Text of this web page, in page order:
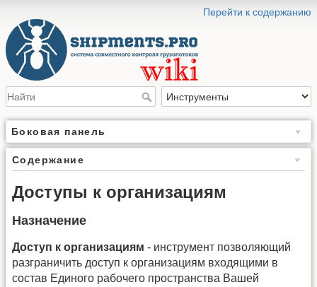
Перейти к содержанию
Боковая панель
Содержание
Доступы к организациям
Назначение
Доступ к организациям - инструмент позволяющий
разграничить доступ к организациям входящими в
состав Единого рабочего пространства Вашей